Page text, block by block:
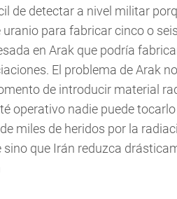
de detectar a nivel militar
para fabricar cinco o
en Arak que podría
El problema de Arak
de introducir material
operativo nadie puede
miles de heridos por la
sino que Irán reduzca